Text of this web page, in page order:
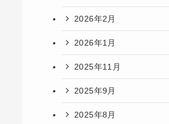
2026年2月
2026年1月
2025年11月
2025年9月
2025年8月